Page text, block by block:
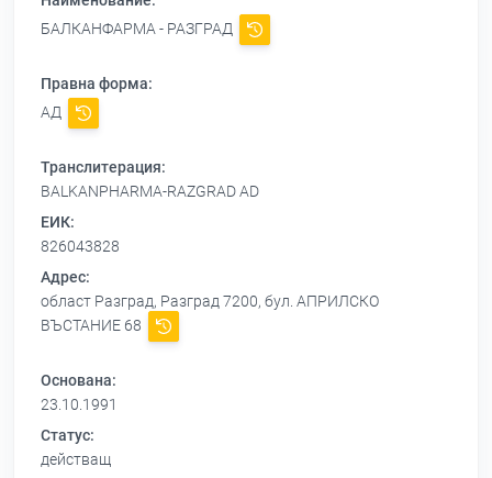
БАЛКАНФАРМА - РАЗГРАД
Правна форма:
АД
Транслитерация:
BALKANPHARMA-RAZGRAD AD
ЕИК:
826043828
Адрес:
област Разград, Разград 7200, бул. АПРИЛСКО
ВЪСТАНИЕ 68
Основана:
23.10.1991
Статус:
действащ